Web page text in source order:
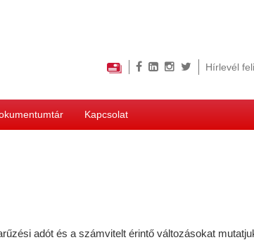
Hírlevél
Kapcsolat
adót és a számvitelt érintő változásokat